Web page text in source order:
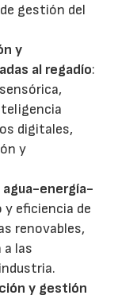
gestión del
y
al regadío:
digitales,
y
agua-energía-
y eficiencia de
renovables,
las
y gestión